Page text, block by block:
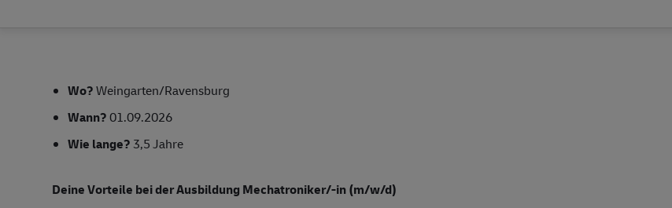
Wo?Weingarten/Ravensburg
Wann?01.09.2026
Wie lange? 3,5 Jahre
Deine Vorteile bei der Ausbildung Mechatroniker/-in (m/w/d)